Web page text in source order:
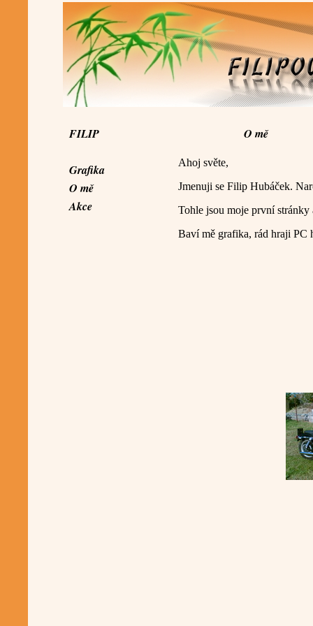
FILIP
Grafika
O mě
Akce
O mě
Ahoj světe,
Jmenuji se Filip Hubáček.
Tohle jsou moje první
Baví mě grafika, rád hraji